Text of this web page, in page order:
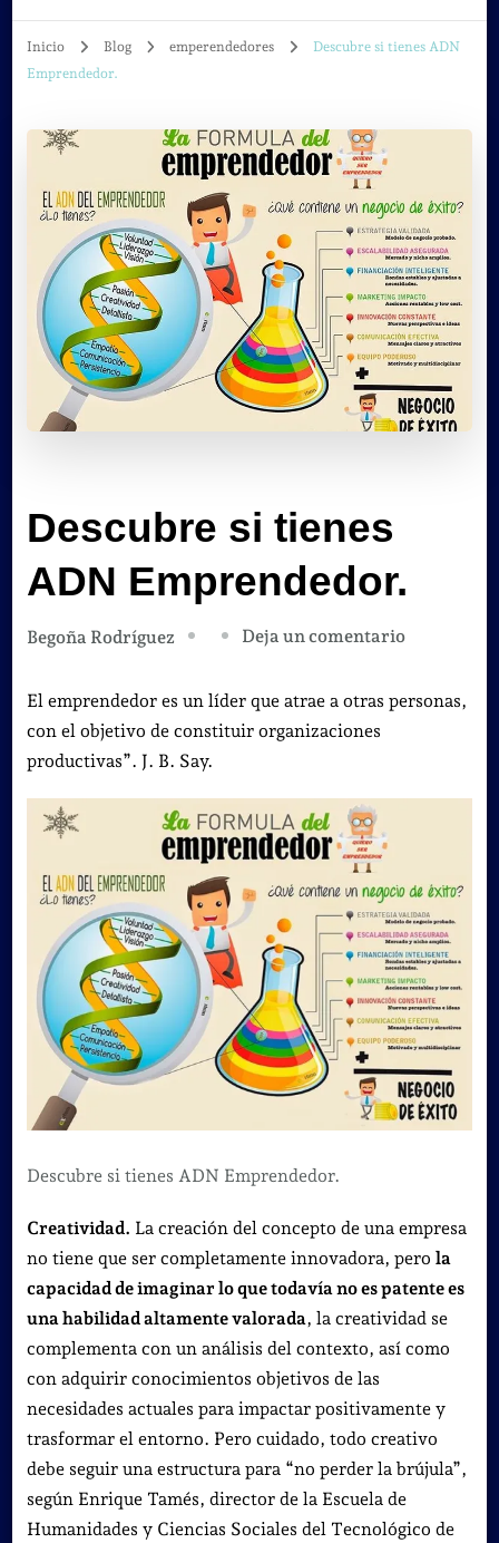
Inicio Blog emperendedores
Descubre si tienes ADN
Emprendedor.
Descubre si tienes
ADN Emprendedor.
Begoña Rodríguez Deja un comentarioen
si
El emprendedor es un líder que atrae a otras personas,
con el objetivo de constituir organizaciones
productivas”. J. B. Say.
Descubre si tienes ADN Emprendedor.
Creatividad. La creación del concepto de una empresa
no tiene que ser completamente innovadora, pero la
capacidad de imaginar lo que todavía no es patente es
una habilidad altamente valorada, la creatividad se
complementa con un análisis del contexto, así como
con adquirir conocimientos objetivos de las
necesidades actuales para impactar positivamente y
trasformar el entorno. Pero cuidado, todo creativo
debe seguir una estructura para “no perder la brújula”,
según Enrique Tamés, director de la Escuela de
Humanidades y Ciencias Sociales del Tecnológico de